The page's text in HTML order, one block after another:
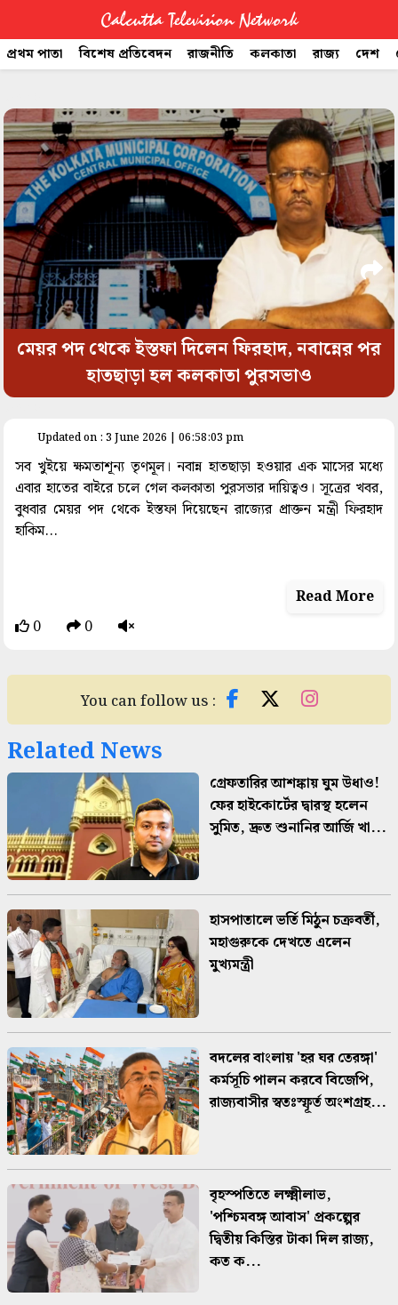
Calcutta Television Network
প্রথম পাতা বিশেষ প্রতিবেদন রাজনীতি কলকাতা রাজ্য দেশ
মেয়র পদ থেকে ইস্তফা দিলেন ফিরহাদ, নবান্নের পর
হাতছাড়া হল কলকাতা পুরসভাও
Updated on : 3 June 2026 | 06:58:03 pm
সব খুইয়ে ক্ষমতাশূন্য তৃণমূল। নবান্ন হাতছাড়া হওয়ার এক মাসের মধ্যে
এবার হাতের বাইরে চলে গেল কলকাতা পুরসভার দায়িত্বও। সূত্রের খবর,
বুধবার মেয়র পদ থেকে ইস্তফা দিয়েছেন রাজ্যের প্রাক্তন মন্ত্রী ফিরহাদ
হাকিম...
Read More
0
0
You can follow us :
Related News
গ্রেফতারির আশঙ্কায় ঘুম উধাও!
ফের হাইকোর্টের দ্বারস্থ হলেন
সুমিত, দ্রুত শুনানির আর্জি খা...
হাসপাতালে ভর্তি মিঠুন চক্রবর্তী,
মহাগুরুকে দেখতে এলেন
মুখ্যমন্ত্রী
বদলের বাংলায় 'হর ঘর তেরঙ্গা'
কর্মসূচি পালন করবে বিজেপি,
রাজ্যবাসীর স্বতঃস্ফূর্ত অংশগ্রহ...
বৃহস্পতিতে লক্ষ্মীলাভ,
'পশ্চিমবঙ্গ আবাস' প্রকল্পের
দ্বিতীয় কিস্তির টাকা দিল রাজ্য,
কত ক...
CTVN
Quick
Links
Legal